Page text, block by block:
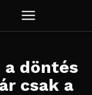
a döntés
csak a